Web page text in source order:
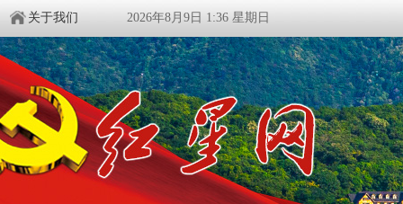
关于我们 2026年8月9日 1:36 星期日